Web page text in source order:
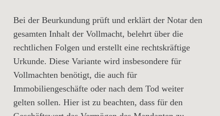
Bei der Beurkundung prüft und erklärt der Notar den
gesamten Inhalt der Vollmacht, belehrt über die
rechtlichen Folgen und erstellt eine rechtskräftige
Urkunde. Diese Variante wird insbesondere für
Vollmachten benötigt, die auch für
Immobiliengeschäfte oder nach dem Tod weiter
gelten sollen. Hier ist zu beachten, dass für den